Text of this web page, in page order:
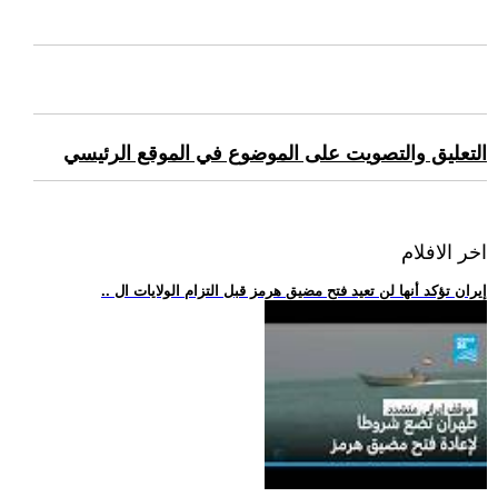
التعليق والتصويت على الموضوع في الموقع الرئيسي
اخر الافلام
.. إيران تؤكد أنها لن تعيد فتح مضيق هرمز قبل التزام الولايات ال